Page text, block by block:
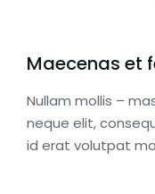
Maecenas et
Nullam mollis –
neque elit,
id erat volutpat